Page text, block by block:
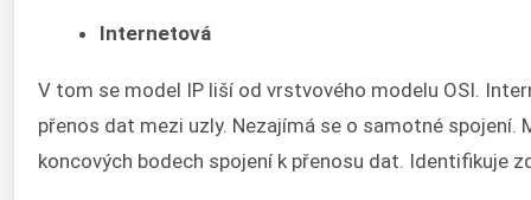
Internetová
V tom se model IP liší od vrstvového modelu OSI.
přenos dat mezi uzly. Nezajímá se o samotné
koncových bodech spojení k přenosu dat. Identifikuje